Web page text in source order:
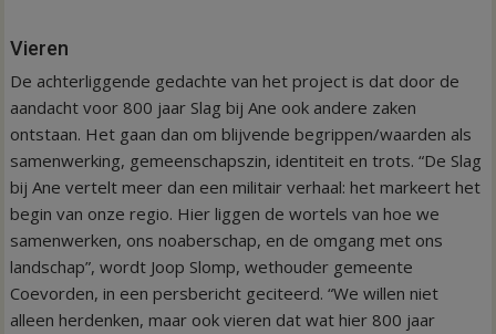
Vieren
De achterliggende gedachte van het project is dat door de
aandacht voor 800 jaar Slag bij Ane ook andere zaken
ontstaan. Het gaan dan om blijvende begrippen/waarden als
samenwerking, gemeenschapszin, identiteit en trots. “De Slag
bij Ane vertelt meer dan een militair verhaal: het markeert het
begin van onze regio. Hier liggen de wortels van hoe we
samenwerken, ons noaberschap, en de omgang met ons
landschap”, wordt Joop Slomp, wethouder gemeente
Coevorden, in een persbericht geciteerd. “We willen niet
alleen herdenken, maar ook vieren dat wat hier 800 jaar